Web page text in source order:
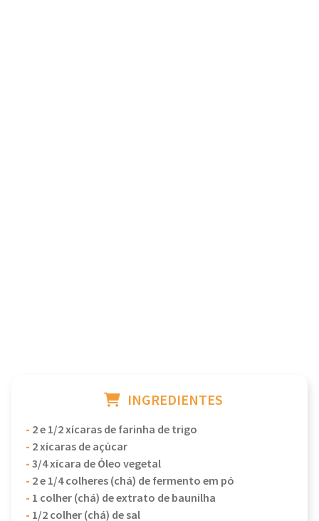
INGREDIENTES
- 2 e 1/2 xícaras de farinha de trigo
- 2 xícaras de açúcar
-3/4 xícara de Óleo vegetal
- 2 e 1/4 colheres (chá) de fermento em pó
- 1 colher (chá) de extrato de baunilha
- 1/2 colher (chá) de sal